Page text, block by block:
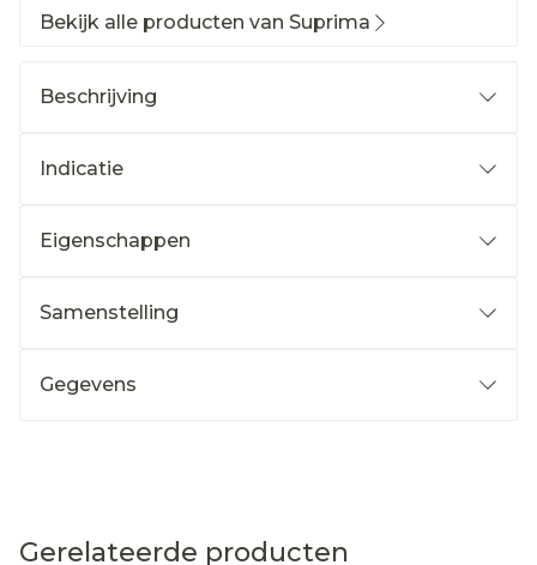
Bekijk alle producten van Suprima
Beschrijving
Indicatie
Eigenschappen
Samenstelling
Gegevens
Gerelateerde producten